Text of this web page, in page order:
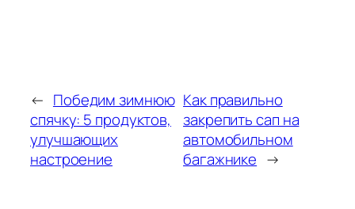
← Победим зимнюю
спячку: 5 продуктов,
улучшающих
настроение
Как правильно
закрепить сап на
автомобильном
багажнике →